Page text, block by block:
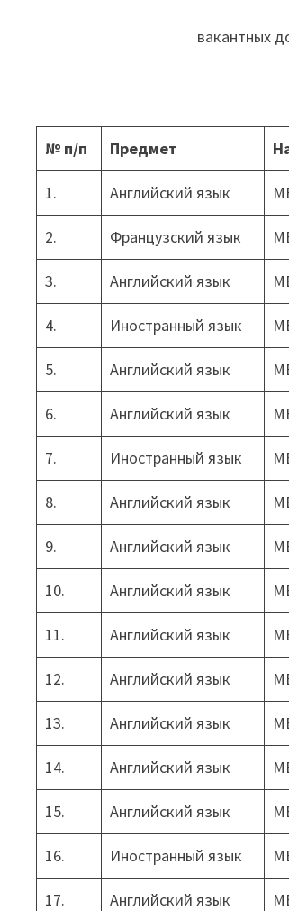
вакантных
№ п/п Предмет
1. Английский язык
2. Французский язык
3. Английский язык
4. Иностранный язык
5. Английский язык
6. Английский язык
7. Иностранный язык
8. Английский язык
9. Английский язык
10. Английский язык
11. Английский язык
12. Английский язык
13. Английский язык
14. Английский язык
15. Английский язык
16. Иностранный язык
17. Английский язык